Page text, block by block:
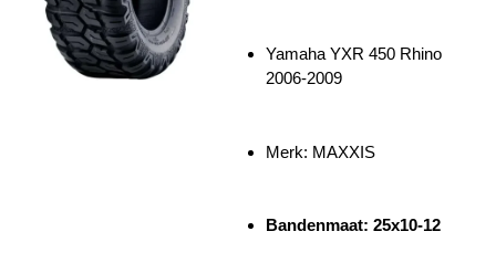
Yamaha YXR 450 Rhino
2006-2009
Merk: MAXXIS
Bandenmaat: 25x10-12